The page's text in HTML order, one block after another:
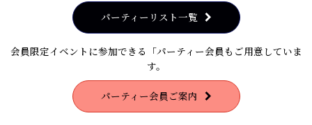
パーティーリスト一覧
会員限定イベントに参加できる「パーティー会員もご用意していま
す。
パーティー会員ご案内